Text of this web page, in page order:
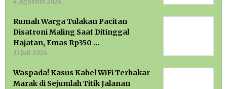
Rumah Warga Tulakan Pacitan
Disatroni Maling Saat Ditinggal
Hajatan, Emas Rp350 …
31 Juli 2026
Waspada! Kasus Kabel WiFi Terbakar
Marak di Sejumlah Titik Jalanan